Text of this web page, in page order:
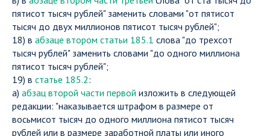
пятисот тысяч рублей" заменить словами "от пятисот
тысяч до двух миллионов пятисот тысяч рублей";
18) в абзаце втором статьи 185.1 слова "до трехсот
тысяч рублей" заменить словами "до одного миллиона
пятисот тысяч рублей";
19) в статье 185.2:
а) абзац второй части первой изложить в следующей
редакции: "наказывается штрафом в размере от
восьмисот тысяч до одного миллиона пятисот тысяч
рублей или в размере заработной платы или иного